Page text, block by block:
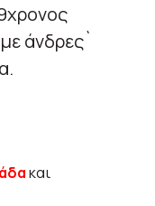
άνδρες`
και